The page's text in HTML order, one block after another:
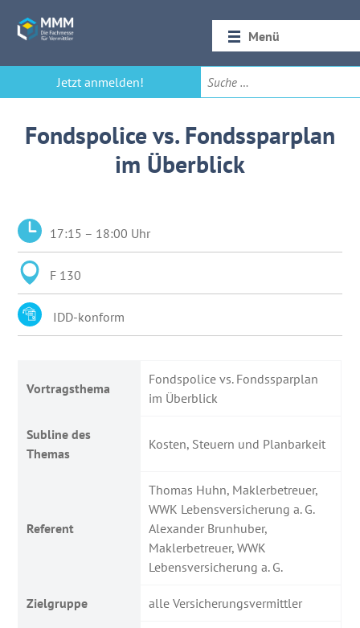
Menü
Startseite
Rückblick 2026
Jetzt anmelden!
Fondspolice vs. Fondssparplan
im Überblick
17:15 – 18:00 Uhr
F 130
IDD-konform
Vortragsthema
Fondspolice vs. Fondssparplan
im Überblick
Subline des
Themas
Kosten, Steuern und Planbarkeit
Referent
Thomas Huhn, Maklerbetreuer,
WWK Lebensversicherung a. G.
Alexander Brunhuber,
Maklerbetreuer, WWK
Lebensversicherung a. G.
Zielgruppe alle Versicherungsvermittler